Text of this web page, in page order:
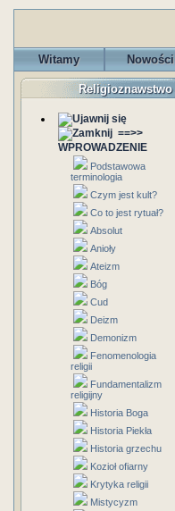
Witamy Nowości
Religioznawstwo
==>>
WPROWADZENIE
Podstawowa
terminologia
Czym jest kult?
Co to jest rytuał?
Absolut
Anioły
Ateizm
Bóg
Cud
Deizm
Demonizm
Fenomenologia
religii
Fundamentalizm
religijny
Historia Boga
Historia Piekła
Historia grzechu
Kozioł ofiarny
Krytyka religii
Mistycyzm